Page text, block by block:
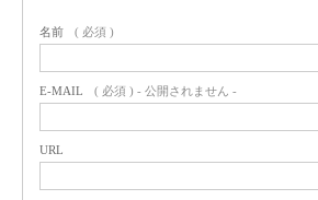
名前 ( 必須 )
E-MAIL ( 必須 ) - 公開されません -
URL